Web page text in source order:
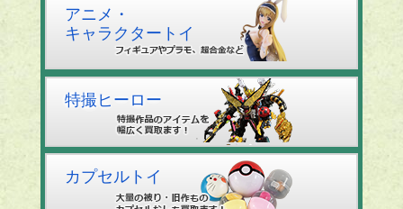
アニメ・
キャラクタートイ
特撮ヒーロー
カプセルトイ